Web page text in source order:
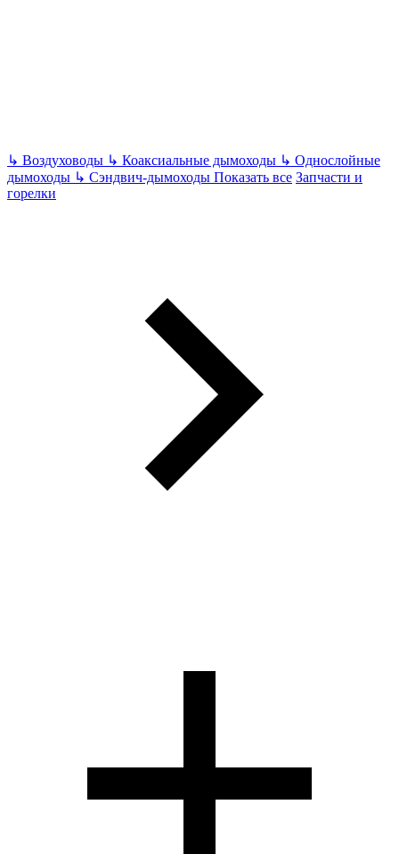
↳ Воздуховоды ↳ Коаксиальные дымоходы ↳ Однослойные
дымоходы ↳ Сэндвич-дымоходы Показать все Запчасти и
горелки